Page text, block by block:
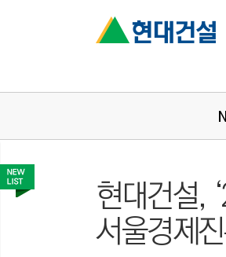
현대건설,
서울경제